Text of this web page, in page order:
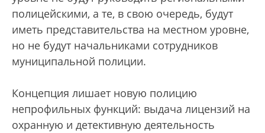
полицейскими, а те, в свою очередь, будут
иметь представительства на местном уровне,
но не будут начальниками сотрудников
муниципальной полиции.
Концепция лишает новую полицию
непрофильных функций: выдача лицензий на
охранную и детективную деятельность